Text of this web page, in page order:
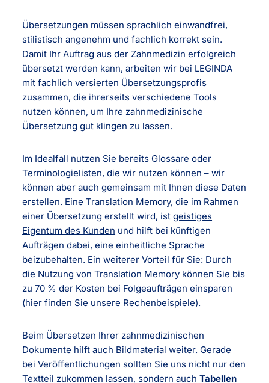
Übersetzungen müssen sprachlich einwandfrei,
stilistisch angenehm und fachlich korrekt sein.
Damit Ihr Auftrag aus der Zahnmedizin erfolgreich
übersetzt werden kann, arbeiten wir bei LEGINDA
mit fachlich versierten Übersetzungsprofis
zusammen, die ihrerseits verschiedene Tools
nutzen können, um Ihre zahnmedizinische
Übersetzung gut klingen zu lassen.
Im Idealfall nutzen Sie bereits Glossare oder
Terminologielisten, die wir nutzen können – wir
können aber auch gemeinsam mit Ihnen diese Daten
erstellen. Eine Translation Memory, die im Rahmen
einer Übersetzung erstellt wird, istgeistiges
Eigentum des Kunden und hilft bei künftigen
Aufträgen dabei, eine einheitliche Sprache
beizubehalten. Ein weiterer Vorteil für Sie: Durch
die Nutzung von Translation Memory können Sie bis
zu 70 % der Kosten bei Folgeaufträgen einsparen
(hier finden Sie unsere Rechenbeispiele).
Beim Übersetzen Ihrer zahnmedizinischen
Dokumente hilft auch Bildmaterial weiter. Gerade
bei Veröffentlichungen sollten Sie uns nicht nur den
Textteil zukommen lassen, sondern auchTabellen